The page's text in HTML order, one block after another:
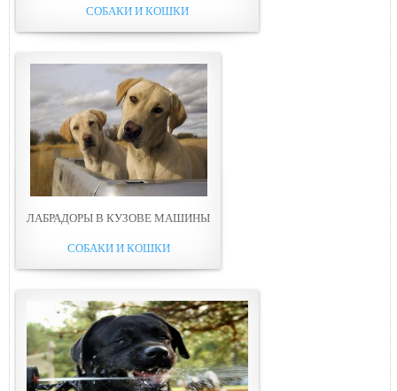
СОБАКИ И КОШКИ
ЛАБРАДОРЫ В КУЗОВЕ МАШИНЫ
СОБАКИ И КОШКИ